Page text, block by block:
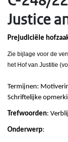
Justice
Prejudiciële
Zie bijlage voor de
het Hof van Justitie
Termijnen:
Schriftelijke
Trefwoorden:
Onderwerp: